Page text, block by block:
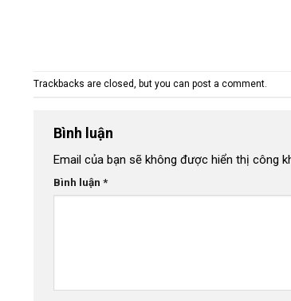
Trackbacks are closed, but you can post a comment
Bình luận
Email của bạn sẽ không được hiển thị công
Bình luận *